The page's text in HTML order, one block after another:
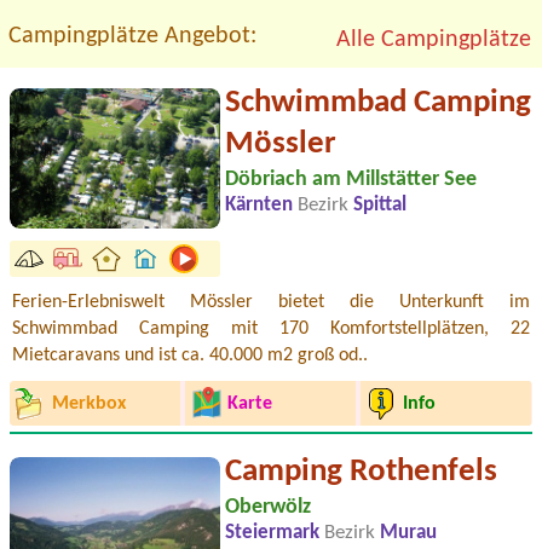
Campingplätze Angebot: Alle Campingplätze
Schwimmbad Camping
Mössler
Döbriach am Millstätter See
Kärnten Bezirk Spittal
Ferien-Erlebniswelt Mössler bietet die Unterkunft im
Schwimmbad Camping mit 170 Komfortstellplätzen, 22
Mietcaravans und ist ca. 40.000 m2 groß od..
Merkbox Karte Info
Camping Rothenfels
Oberwölz
Steiermark Bezirk Murau